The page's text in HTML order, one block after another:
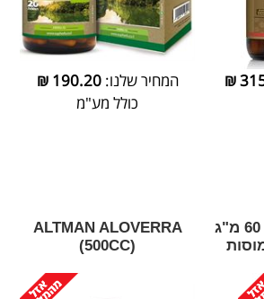
₪
המחיר שלנו:190.20
₪
כולל מע"מ
קיו 10 יוביקווינול 60 מ"ג
60 כמוסות
‎ALTMAN‎ ‎ALOVERRA‎
‎(‎500‎CC‎)